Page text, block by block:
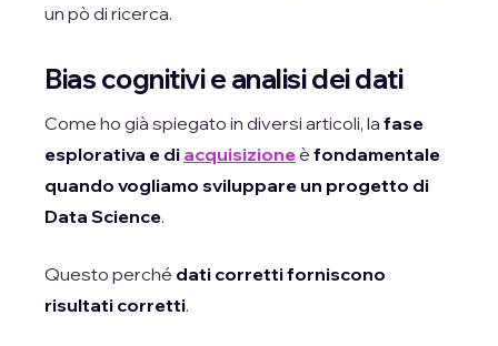
un pò di ricerca.
Bias cognitivi e analisi dei dati
Come ho già spiegato in diversi articoli, la fase
esplorativa e di acquisizioneè fondamentale
quando vogliamo sviluppare un progetto di
Data Science.
Questo perché dati corretti forniscono
risultati corretti.